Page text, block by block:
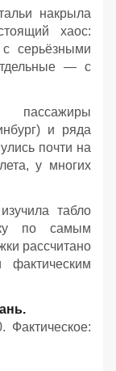
накрыла
хаос:
серьёзными
— с
пассажиры
и ряда
почти на
у многих
табло
по самым
рассчитано
Фактическое: